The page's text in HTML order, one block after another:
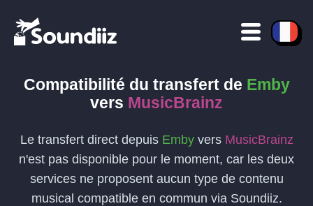
Compatibilité du transfert de Emby
vers MusicBrainz
Le transfert direct depuis Embyvers MusicBrainz
n'est pas disponible pour le moment, car les deux
services ne proposent aucun type de contenu
musical compatible en commun via Soundiiz.